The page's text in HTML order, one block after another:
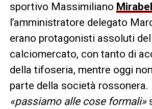
sportivo Massimiliano
l’amministratore delegato
erano protagonisti assoluti del
calciomercato, con tanto di
della tifoseria, mentre oggi
parte della società rossonera.
«passiamo alle cose formali»